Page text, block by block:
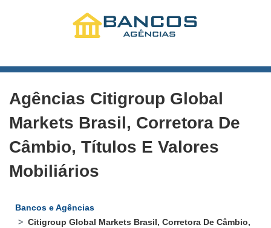
Agências Citigroup Global
Markets Brasil, Corretora De
Câmbio, Títulos E Valores
Mobiliários
Bancos e Agências
Citigroup Global Markets Brasil, Corretora De Câmbio,